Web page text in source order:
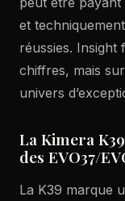
et
réussies. Insight
chiffres, mais
univers
La Kimera
des EVO37/
La K39 marque